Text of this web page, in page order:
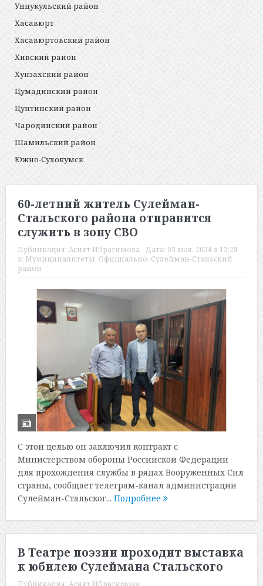
Унцукульский район
Хасавюрт
Хасавюртовский район
Хивский район
Хунзахский район
Цумадинский район
Цунтинский район
Чародинский район
Шамильский район
Южно-Сухокумск
60-летний житель Сулейман-
Стальского района отправится
служить в зону СВО
Публикация: Асият Ибрагимова Дата: 03 мая, 2024 в 13:28
в: Муниципалитеты, Официально, Сулейман-Стальский
район
С этой целью он заключил контракт с
Министерством обороны Российской Федерации
для прохождения службы в рядах Вооруженных Сил
страны, сообщает телеграм-канал администрации
Сулейман-Стальског... Подробнее
В Театре поэзии проходит выставка
к юбилею Сулеймана Стальского
Публикация: Асият Ибрагимова